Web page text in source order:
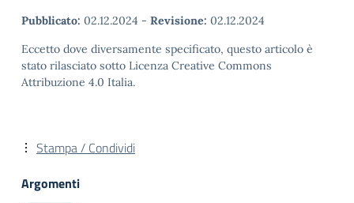
Pubblicato: 02.12.2024 - Revisione: 02.12.2024
Eccetto dove diversamente specificato, questo articolo è
stato rilasciato sotto Licenza Creative Commons
Attribuzione 4.0 Italia.
Stampa / Condividi
Argomenti